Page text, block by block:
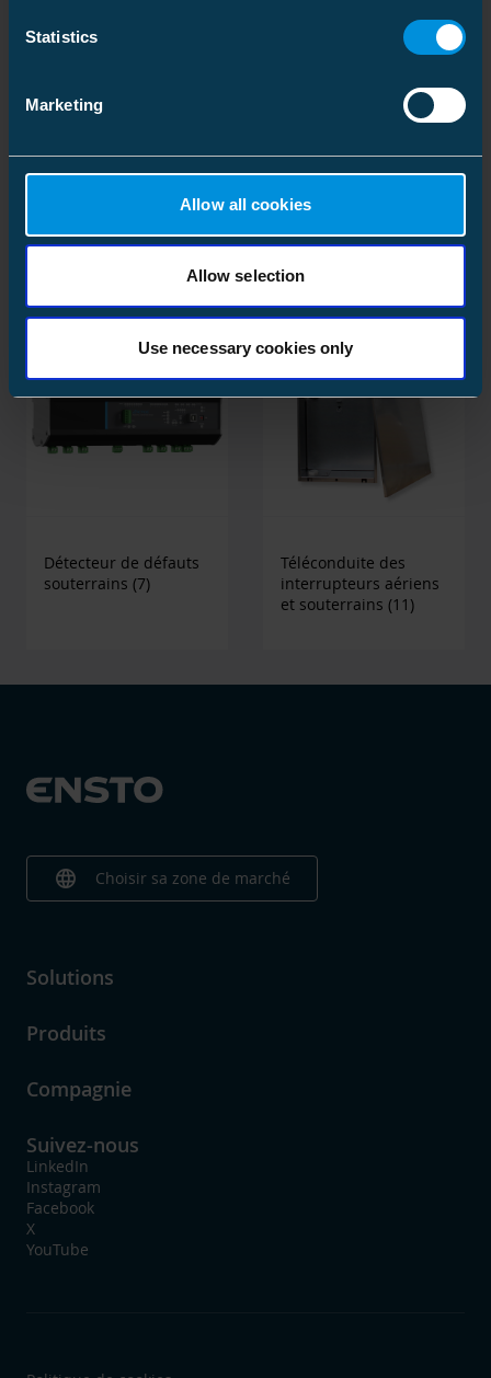
Statistics
Marketing
Allow all cookies
Allow selection
Use necessary cookies only
Détecteur de défauts
souterrains (7)
Téléconduite des
interrupteurs aériens
et souterrains (11)
language Choisir sa zone de marché
Solutions
Produits
Compagnie
Suivez-nous
LinkedIn
Instagram
Facebook
X
YouTube